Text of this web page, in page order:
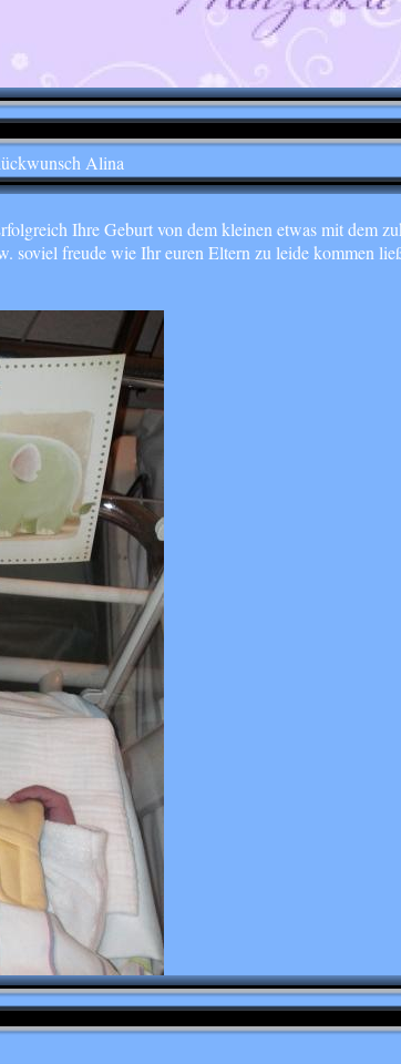
Alina
Ihre Geburt von dem kleinen etwas mit dem
soviel freude wie Ihr euren Eltern zu leide kommen